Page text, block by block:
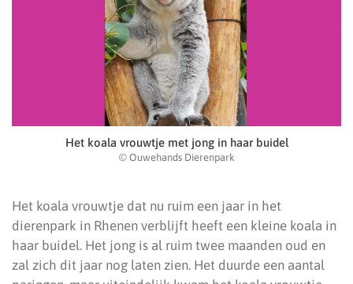
Het koala vrouwtje met jong in haar buidel
© Ouwehands Dierenpark
Het koala vrouwtje dat nu ruim een jaar in het
dierenpark in Rhenen verblijft heeft een kleine koala in
haar buidel. Het jong is al ruim twee maanden oud en
zal zich dit jaar nog laten zien. Het duurde een aantal